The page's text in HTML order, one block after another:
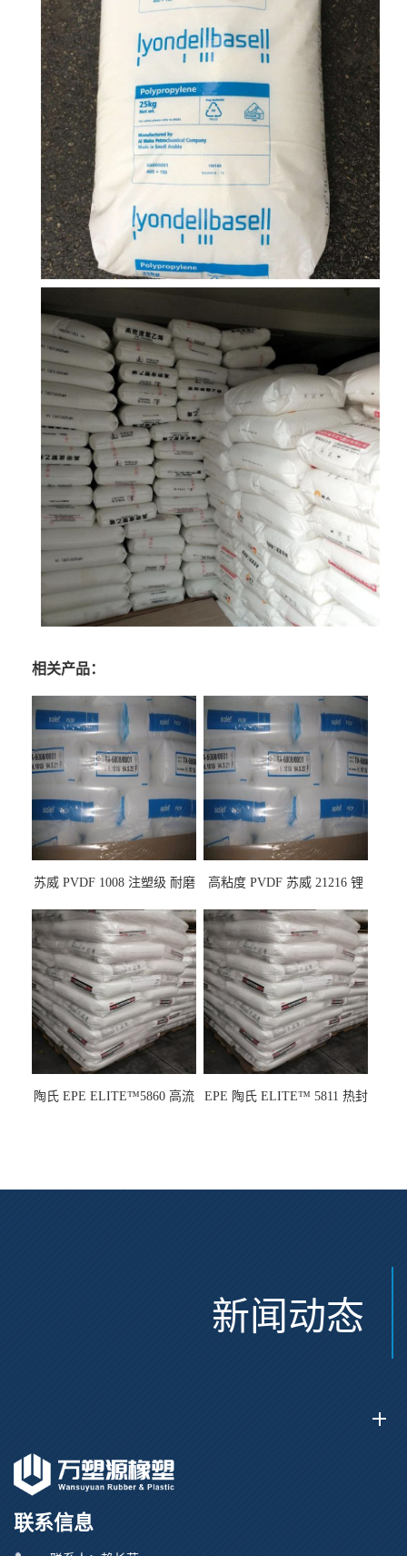
相关产品：
苏威 PVDF 1008 注塑级 耐磨
龙
高粘度 PVDF 苏威 21216 锂
陶氏 EPE ELITE™5860 高流
EPE 陶氏 ELITE™ 5811 热封
新闻动态
联系信息